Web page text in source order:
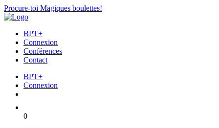
Procure-toi Magiques boulettes!
BPT+
Connexion
Conférences
Contact
BPT+
Connexion
0